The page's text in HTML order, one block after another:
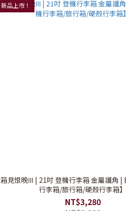
新品上市！
箱見恨晚Ⅲ | 21吋 登機行李箱 金屬護角 |
行李箱/旅行箱/硬殼行李箱】
NT$3,280